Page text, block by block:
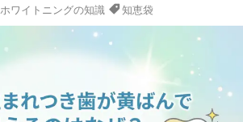
ホワイトニングの知識 知恵袋